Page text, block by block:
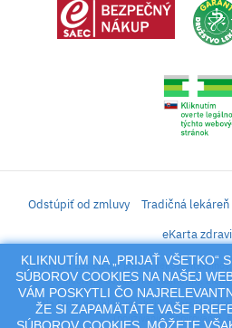
KLIKNUTÍM NA „PRIJAŤ VŠETKO“
SÚBOROV COOKIES NA NAŠEJ
VÁM POSKYTLI ČO
ŽE SI ZAPAMÄTÁTE VAŠE
Odstúpiť od zmluvy Tradičná lekáreň
eKarta
iLekáreň – Zásielkový predaj liekov,
liečivým účinkom a kozmetiky.
Na tento portál sa vzťahujú autorské
(používanie, kopírovanie,